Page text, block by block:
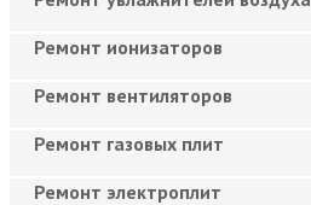
Ремонт ионизаторов
Ремонт вентиляторов
Ремонт газовых плит
Ремонт электроплит